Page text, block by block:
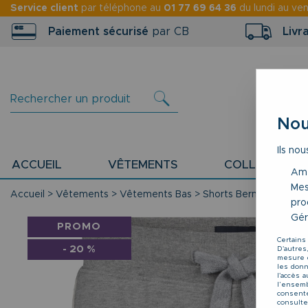
Service client par téléphone au 01 77 69 64 36 du lundi au
Paiement sécurisé par CB
ACCUEIL VÊTEMENTS COLLECTION
Accueil > Vêtements > Vêtements Bas > Shorts Bermudas
PROMO
- 20 %
Ils
mesure
les
l'accès